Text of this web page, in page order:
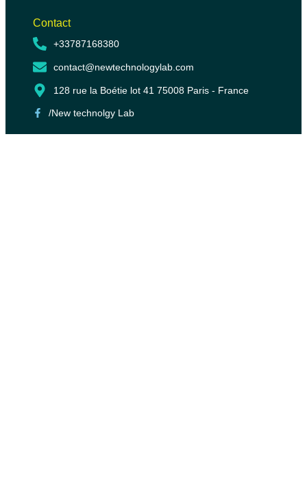
Contact
+33787168380
contact@newtechnologylab.com
128 rue la Boétie lot 41 75008 Paris - France
/New technolgy Lab